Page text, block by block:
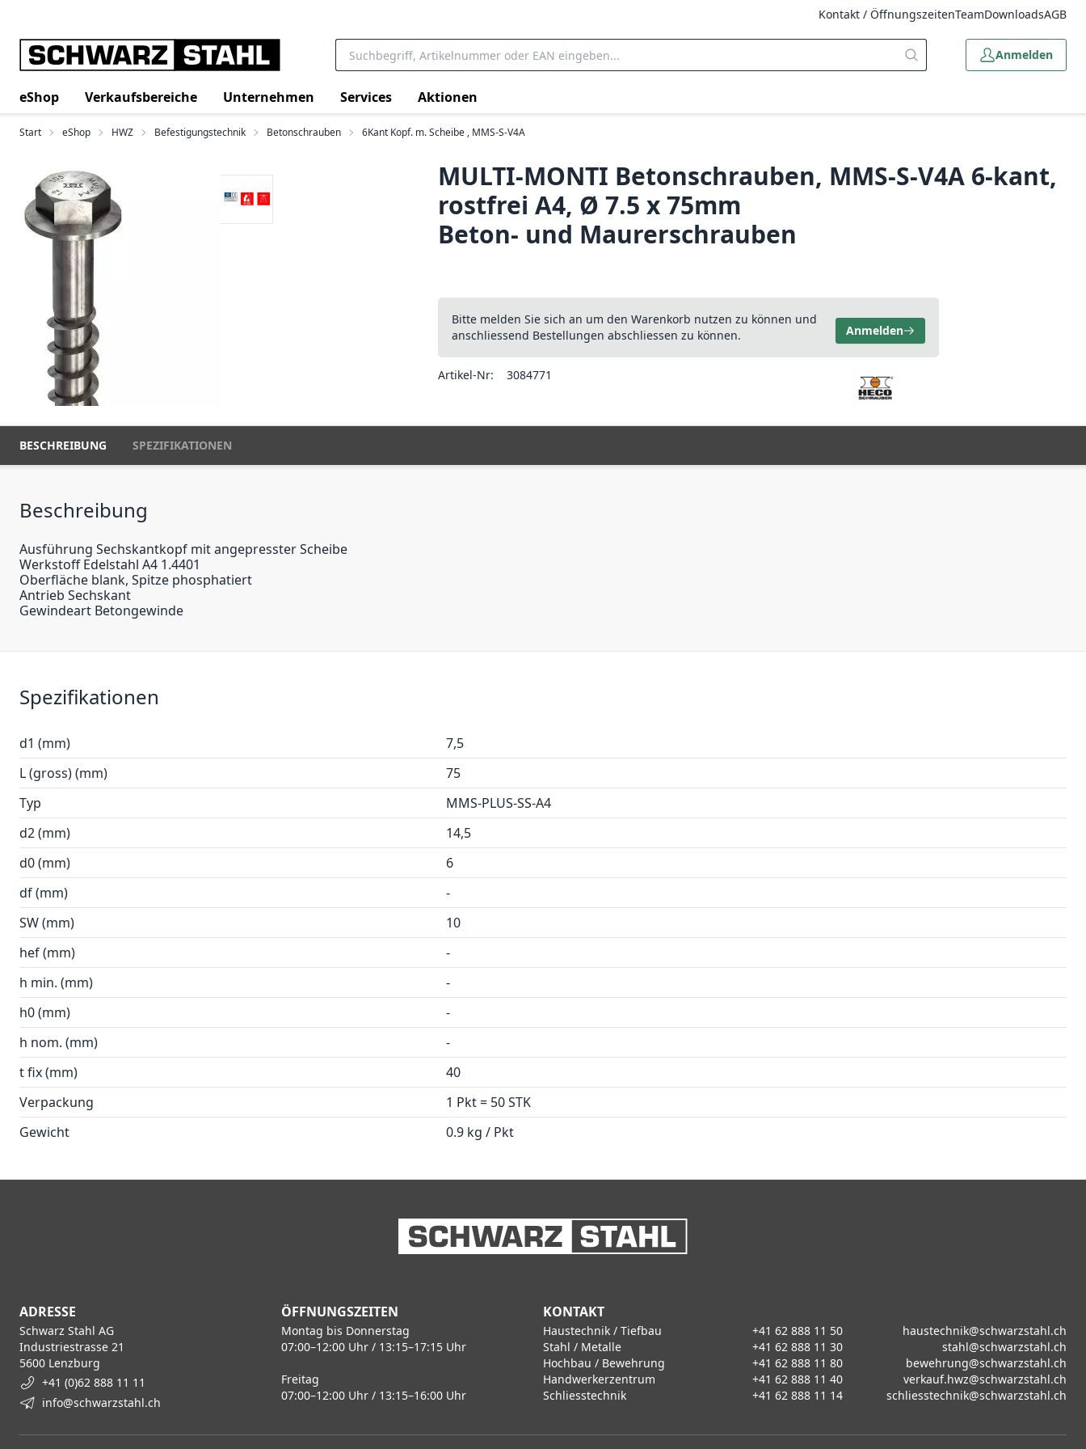
Kontakt / ÖffnungszeitenTeamDownloadsAGB
Anmelden
eShop Verkaufsbereiche Unternehmen Services Aktionen
Start eShop HWZ Befestigungstechnik Betonschrauben 6Kant Kopf. m. Scheibe , MMS-S-V4A
MULTI-MONTI Betonschrauben, MMS-S-V4A 6-kant,
rostfrei A4, Ø 7.5 x 75mm
Beton- und Maurerschrauben
Bitte melden Sie sich an um den Warenkorb nutzen zu können und
anschliessend Bestellungen abschliessen zu können.
Anmelden
Artikel-Nr: 3084771
BESCHREIBUNG SPEZIFIKATIONEN
Beschreibung
Ausführung Sechskantkopf mit angepresster Scheibe
Werkstoff Edelstahl A4 1.4401
Oberfläche blank, Spitze phosphatiert
Antrieb Sechskant
Gewindeart Betongewinde
Spezifikationen
d1 (mm)
7,5
L (gross) (mm)
75
Typ
MMS-PLUS-SS-A4
d2 (mm)
14,5
d0 (mm)
6
df (mm)
-
SW (mm)
10
hef (mm)
-
h min. (mm)
-
h0 (mm)
-
h nom. (mm)
-
t fix (mm)
40
Verpackung
1 Pkt = 50 STK
Gewicht
0.9 kg / Pkt
ADRESSE
Schwarz Stahl AG
Industriestrasse 21
5600 Lenzburg
+41 (0)62 888 11 11
info@schwarzstahl.ch
ÖFFNUNGSZEITEN
Montag bis Donnerstag
07:00–12:00 Uhr / 13:15–17:15 Uhr
Freitag
07:00–12:00 Uhr / 13:15–16:00 Uhr
KONTAKT
Haustechnik / Tiefbau +41 62 888 11 50
haustechnik@schwarzstahl.ch
Stahl / Metalle
+41 62 888 11 30
stahl@schwarzstahl.ch
Hochbau / Bewehrung
+41 62 888 11 80
bewehrung@schwarzstahl.ch
Handwerkerzentrum
+41 62 888 11 40
verkauf.hwz@schwarzstahl.ch
Schliesstechnik
+41 62 888 11 14 schliesstechnik@schwarzstahl.ch